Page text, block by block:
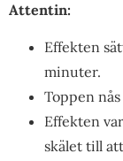
Attentin:
Effekten
minuter.
Toppen
Effekten
skälet till